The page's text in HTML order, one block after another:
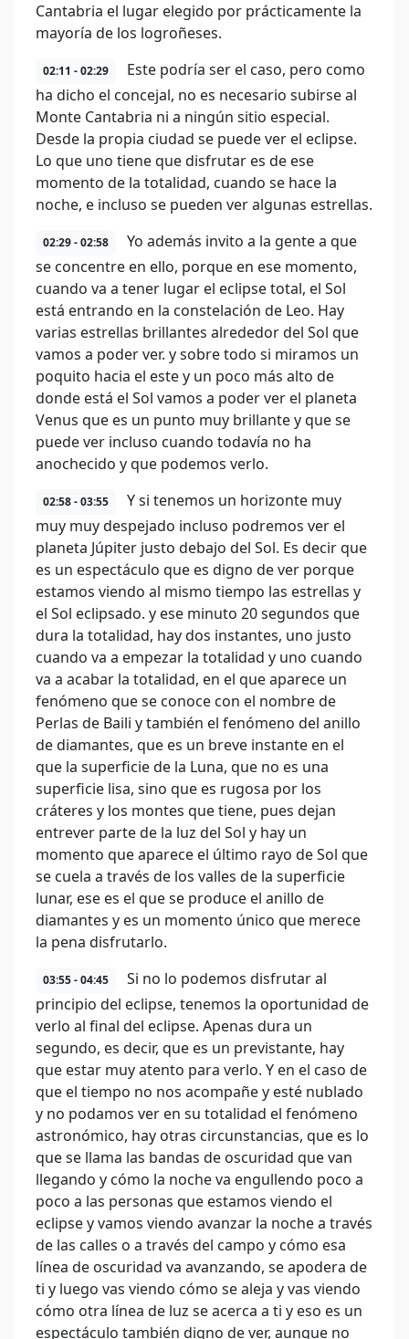
Cantabria el lugar elegido por prácticamente la
mayoría de los logroñeses.
02:11 - 02:29
Este podría ser el caso, pero como
ha dicho el concejal, no es necesario subirse al
Monte Cantabria ni a ningún sitio especial.
Desde la propia ciudad se puede ver el eclipse.
Lo que uno tiene que disfrutar es de ese
momento de la totalidad, cuando se hace la
noche, e incluso se pueden ver algunas estrellas.
02:29 - 02:58
Yo además invito a la gente a que
se concentre en ello, porque en ese momento,
cuando va a tener lugar el eclipse total, el Sol
está entrando en la constelación de Leo. Hay
varias estrellas brillantes alrededor del Sol que
vamos a poder ver. y sobre todo si miramos un
poquito hacia el este y un poco más alto de
donde está el Sol vamos a poder ver el planeta
Venus que es un punto muy brillante y que se
puede ver incluso cuando todavía no ha
anochecido y que podemos verlo.
02:58 - 03:55
Y si tenemos un horizonte muy
muy muy despejado incluso podremos ver el
planeta Júpiter justo debajo del Sol. Es decir que
es un espectáculo que es digno de ver porque
estamos viendo al mismo tiempo las estrellas y
el Sol eclipsado. y ese minuto 20 segundos que
dura la totalidad, hay dos instantes, uno justo
cuando va a empezar la totalidad y uno cuando
va a acabar la totalidad, en el que aparece un
fenómeno que se conoce con el nombre de
Perlas de Baili y también el fenómeno del anillo
de diamantes, que es un breve instante en el
que la superficie de la Luna, que no es una
superficie lisa, sino que es rugosa por los
cráteres y los montes que tiene, pues dejan
entrever parte de la luz del Sol y hay un
momento que aparece el último rayo de Sol que
se cuela a través de los valles de la superficie
lunar, ese es el que se produce el anillo de
diamantes y es un momento único que merece
la pena disfrutarlo.
03:55 - 04:45
Si no lo podemos disfrutar al
principio del eclipse, tenemos la oportunidad de
verlo al final del eclipse. Apenas dura un
segundo, es decir, que es un previstante, hay
que estar muy atento para verlo. Y en el caso de
que el tiempo no nos acompañe y esté nublado
y no podamos ver en su totalidad el fenómeno
astronómico, hay otras circunstancias, que es lo
que se llama las bandas de oscuridad que van
llegando y cómo la noche va engullendo poco a
poco a las personas que estamos viendo el
eclipse y vamos viendo avanzar la noche a través
de las calles o a través del campo y cómo esa
línea de oscuridad va avanzando, se apodera de
ti y luego vas viendo cómo se aleja y vas viendo
cómo otra línea de luz se acerca a ti y eso es un
espectáculo también digno de ver, aunque no